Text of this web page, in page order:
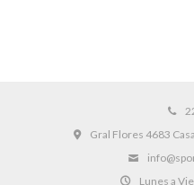
Gral Flores 4683
Lunes a